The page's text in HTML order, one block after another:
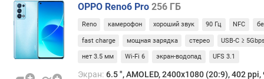
линз
и
ч
е
OPPO Reno6 Pro 256 ГБ
Reno камерофон хороший звук 90 Гц NFC
fast charge мощная зарядка стерео USB-C ≥
нет 3.5 мм Wi-Fi 6 экран-водопад UFS 3.1
Экран: 6.5 ", AMOLED, 2400x1080 (20:9), 402 ppi,